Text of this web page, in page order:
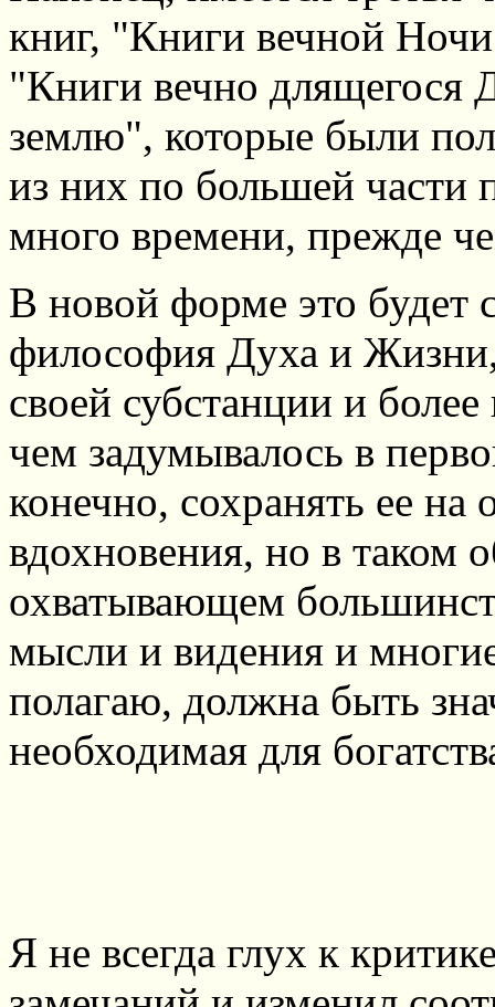
книг, "Книги вечной
"Книги вечно длящегося
землю", которые были
из них по большей части
много времени, прежде
В новой форме это будет
философия Духа и Жизни,
своей субстанции и
чем задумывалось в
конечно, сохранять ее на
вдохновения, но в таком
охватывающем
мысли и видения и
полагаю, должна быть
необходимая для
Я не всегда глух к